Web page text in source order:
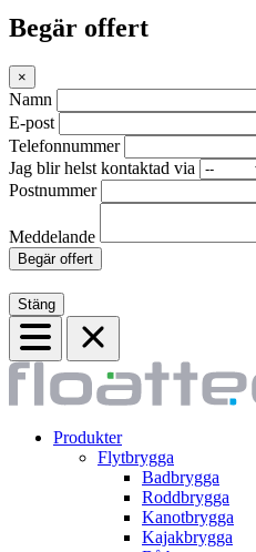
Begär offert
×
Namn
E-post
Telefonnummer
Jag blir helst kontaktad via
Postnummer
Meddelande
Begär offert
Stäng
Produkter
Flytbrygga
Badbrygga
Roddbrygga
Kanotbrygga
Kajakbrygga